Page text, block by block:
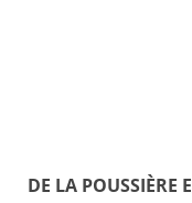
DE LA POUSSIÈRE